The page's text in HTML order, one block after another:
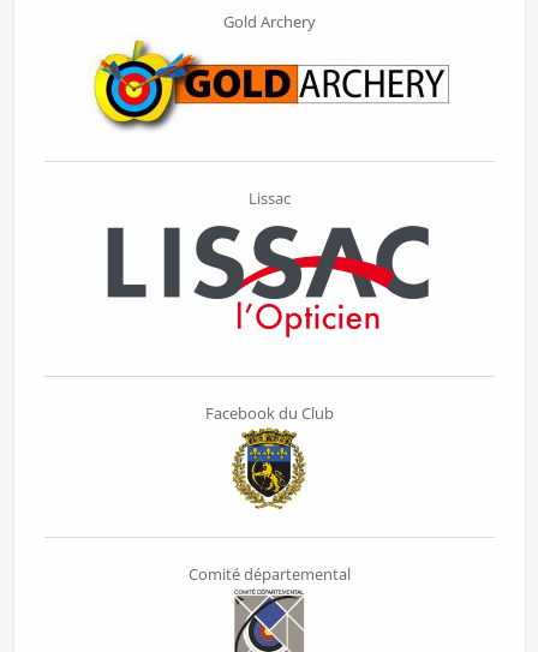
Gold Archery
Lissac
Facebook du Club
Comité départemental